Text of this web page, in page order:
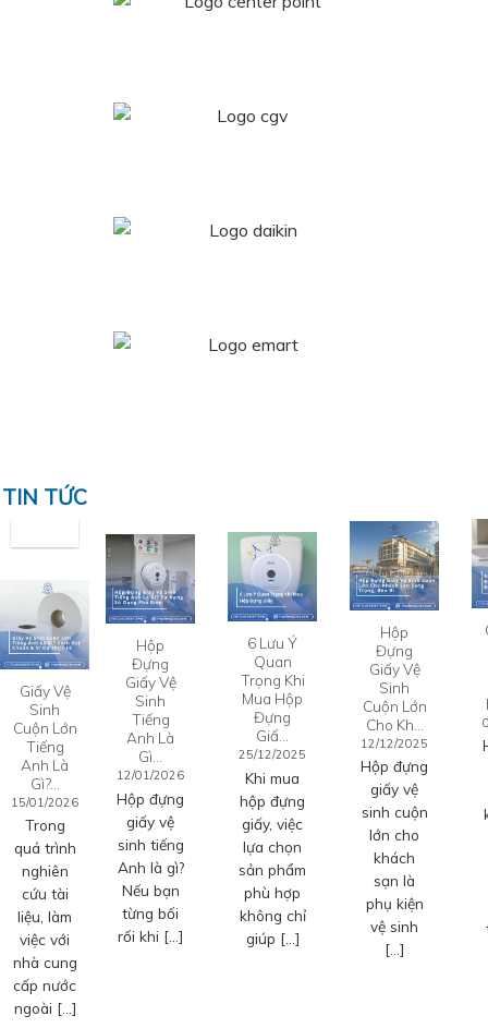
TIN TỨC
Giấy Vệ
Sinh
Cuộn Lớn
Tiếng
Anh Là
Gì?…
15/01/2026
Trong
quá trình
nghiên
cứu tài
liệu, làm
việc với
nhà cung
cấp nước
ngoài […]
Hộp
Đựng
Giấy Vệ
Sinh
Tiếng
Anh Là
Gì…
12/01/2026
Hộp đựng
giấy vệ
sinh tiếng
Anh là gì?
Nếu bạn
từng bối
rối khi […]
6 Lưu Ý
Quan
Trọng Khi
Mua Hộp
Đựng
Giấ…
25/12/2025
Khi mua
hộp đựng
giấy, việc
lựa chọn
sản phẩm
phù hợp
không chỉ
giúp […]
Hộp
Đựng
Giấy Vệ
Sinh
Cuộn Lớn
Cho Kh…
12/12/2025
Hộp đựng
giấy vệ
sinh cuộn
lớn cho
khách
sạn là
phụ kiện
vệ sinh
[…]